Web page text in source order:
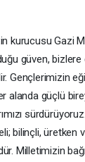
kurucusu Gazi
güven,
Gençlerimizin
alanda güçlü
bilinçli, üretken
Milletimizin